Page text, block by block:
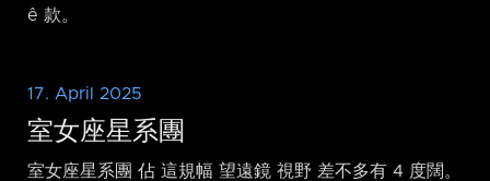
ê 款。
17. April 2025
室女座星系團
室女座星系團 佔 這規幅 望遠鏡 視野 差不多有 4 度闊。